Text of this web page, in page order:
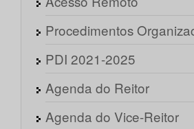
Procedimentos
PDI 2021-2025
Agenda do Reitor
Agenda do Vice-Reitor